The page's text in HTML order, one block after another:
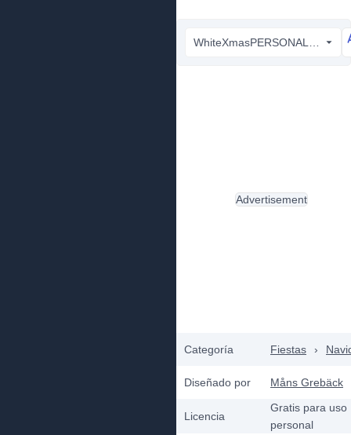
Categoría Fiestas ›
Diseñado por Måns Grebäck
Licencia
Gratis para uso
personal
Advertisement